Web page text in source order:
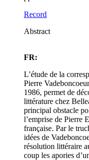
Record
Abstract
FR:
L’étude de la
Pierre
1986, permet de
littérature chez
principal obstacle
l’emprise de Pierre
française. Par le
idées de
résolution littéraire
coup les apories